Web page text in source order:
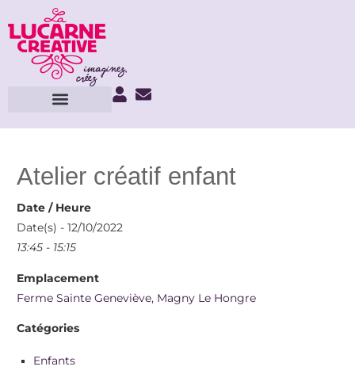
Atelier créatif enfant
Date / Heure
Date(s) - 12/10/2022
13:45 - 15:15
Emplacement
Ferme Sainte Geneviève, Magny Le Hongre
Catégories
Enfants